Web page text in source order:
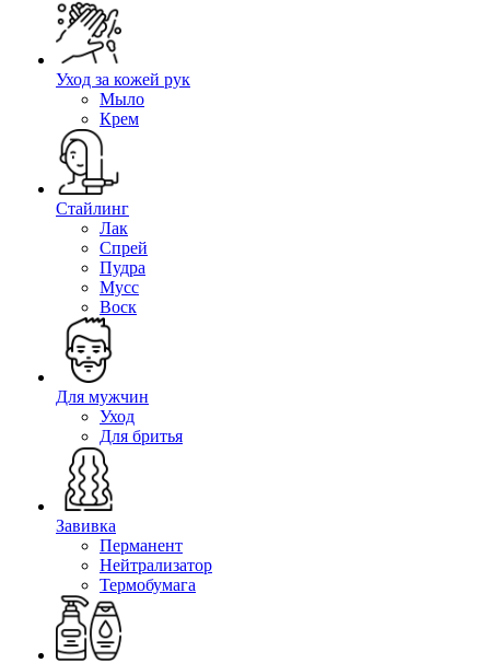
Уход за кожей рук
Мыло
Крем
Стайлинг
Лак
Спрей
Пудра
Мусс
Воск
Для мужчин
Уход
Для бритья
Завивка
Перманент
Нейтрализатор
Термобумага